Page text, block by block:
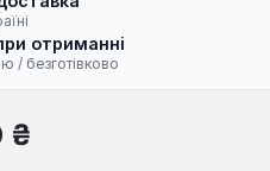
отриманні
/ безготівково
₴